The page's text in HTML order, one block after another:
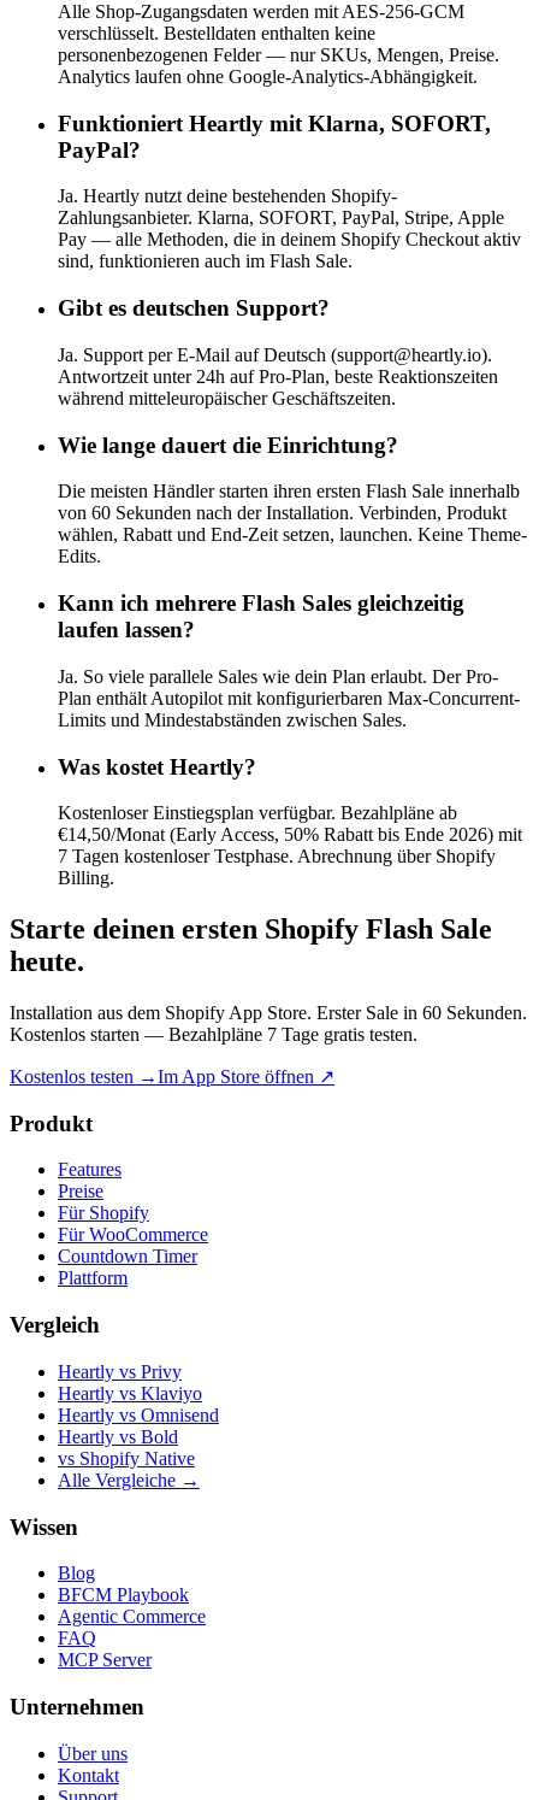
Alle Shop-Zugangsdaten werden mit AES-256-GCM
verschlüsselt. Bestelldaten enthalten keine
personenbezogenen Felder — nur SKUs, Mengen, Preise.
Analytics laufen ohne Google-Analytics-Abhängigkeit.
Funktioniert Heartly mit Klarna, SOFORT,
PayPal?
Ja. Heartly nutzt deine bestehenden Shopify-
Zahlungsanbieter. Klarna, SOFORT, PayPal, Stripe, Apple
Pay — alle Methoden, die in deinem Shopify Checkout aktiv
sind, funktionieren auch im Flash Sale.
Gibt es deutschen Support?
Ja. Support per E-Mail auf Deutsch (support@heartly.io).
Antwortzeit unter 24h auf Pro-Plan, beste Reaktionszeiten
während mitteleuropäischer Geschäftszeiten.
Wie lange dauert die Einrichtung?
Die meisten Händler starten ihren ersten Flash Sale innerhalb
von 60 Sekunden nach der Installation. Verbinden, Produkt
wählen, Rabatt und End-Zeit setzen, launchen. Keine Theme-
Edits.
Kann ich mehrere Flash Sales gleichzeitig
laufen lassen?
Ja. So viele parallele Sales wie dein Plan erlaubt. Der Pro-
Plan enthält Autopilot mit konfigurierbaren Max-Concurrent-
Limits und Mindestabständen zwischen Sales.
Was kostet Heartly?
Kostenloser Einstiegsplan verfügbar. Bezahlpläne ab
€14,50/Monat (Early Access, 50% Rabatt bis Ende 2026) mit
7 Tagen kostenloser Testphase. Abrechnung über Shopify
Billing.
Starte deinen ersten Shopify Flash Sale
heute.
Installation aus dem Shopify App Store. Erster Sale in 60 Sekunden.
Kostenlos starten — Bezahlpläne 7 Tage gratis testen.
Kostenlos testen →Im App Store öffnen ↗
Produkt
Features
Preise
Für Shopify
Für WooCommerce
Countdown Timer
Plattform
Vergleich
Heartly vs Privy
Heartly vs Klaviyo
Heartly vs Omnisend
Heartly vs Bold
vs Shopify Native
Alle Vergleiche →
Wissen
Blog
BFCM Playbook
Agentic Commerce
FAQ
MCP Server
Unternehmen
Über uns
Kontakt